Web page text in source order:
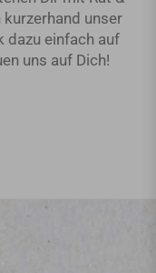
kurzerhand unser
dazu einfach auf
uns auf Dich!